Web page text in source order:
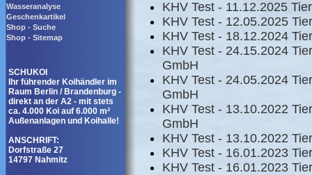
Wasseranalyse
Geschenkartikel
Shop - Suche
Shop - Sitemap
SCHUKOI
Ihr führender Koihändler im
Raum Berlin / Brandenburg -
direkt an der A2 - mit stets
ca. 4.000 Koi auf 6.000 m²
Außenanlagen und Koihalle!
ANSCHRIFT:
Dorfstraße 27
14797 Nahmitz
KHV Test - 11.12.2025
KHV Test - 12.05.2025
KHV Test - 18.12.2024
KHV Test - 24.15.2024
GmbH
KHV Test - 24.05.2024
GmbH
KHV Test - 13.10.2022
GmbH
KHV Test - 13.10.2022
KHV Test - 16.01.2023
KHV Test - 16.01.2023